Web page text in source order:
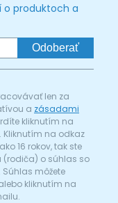
o produktoch a
Odoberať
len za
a zásadami
kliknutím na
Kliknutím na odkaz
16 rokov, tak ste
o súhlas so
môžete
kliknutím na